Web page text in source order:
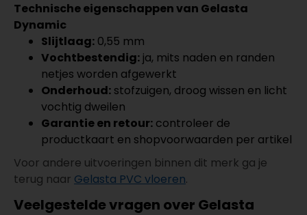
Technische eigenschappen van Gelasta
Dynamic
Slijtlaag: 0,55 mm
Vochtbestendig: ja, mits naden en randen
netjes worden afgewerkt
Onderhoud: stofzuigen, droog wissen en licht
vochtig dweilen
Garantie en retour: controleer de
productkaart en shopvoorwaarden per artikel
Voor andere uitvoeringen binnen dit merk ga je
terug naar Gelasta PVC vloeren.
Veelgestelde vragen over Gelasta